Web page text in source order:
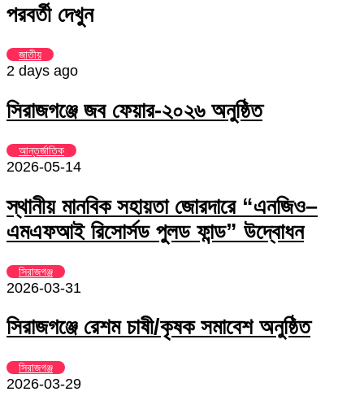
Email
via
Email
পরবর্তী দেখুন
জাতীয়
2 days ago
সিরাজগঞ্জে জব ফেয়ার-২০২৬ অনুষ্ঠিত
আন্তর্জাতিক
2026-05-14
স্থানীয় মানবিক সহায়তা জোরদারে “এনজিও–
এমএফআই রিসোর্সড পুলড ফান্ড” উদ্বোধন
সিরাজগঞ্জ
2026-03-31
সিরাজগঞ্জে রেশম চাষী/কৃষক সমাবেশ অনুষ্ঠিত
সিরাজগঞ্জ
2026-03-29